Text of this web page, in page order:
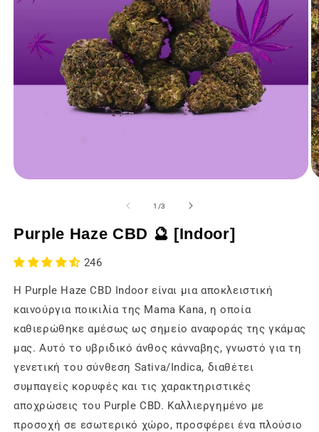
1
σε
modal
παράθυρο
1 /του
3
Purple Haze CBD 🔮 [Indoor]
246
Η Purple Haze CBD Indoor είναι μια αποκλειστική
καινούργια ποικιλία της Mama Kana, η οποία
καθιερώθηκε αμέσως ως σημείο αναφοράς της γκάμας
μας. Αυτό το υβριδικό άνθος κάνναβης, γνωστό για τη
γενετική του σύνθεση Sativa/Indica, διαθέτει
συμπαγείς κορυφές και τις χαρακτηριστικές
αποχρώσεις του Purple CBD. Καλλιεργημένο με
προσοχή σε εσωτερικό χώρο, προσφέρει ένα πλούσιο